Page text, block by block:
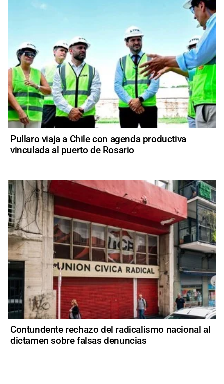
Pullaro viaja a Chile con agenda productiva
vinculada al puerto de Rosario
Contundente rechazo del radicalismo nacional al
dictamen sobre falsas denuncias